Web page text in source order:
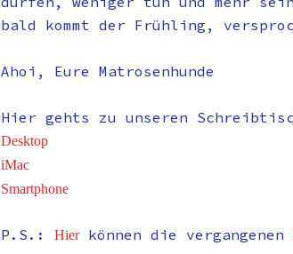
bald kommt der Frühling,
Ahoi, Eure Matrosenhunde
Hier gehts zu unseren
Desktop
iMac
Smartphone
P.S.: Hierkönnen die vergangenen